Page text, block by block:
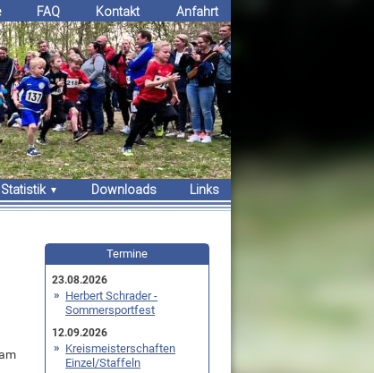
Statistik
Erfolge
Downloads Links
FAQ Kontakt Anfahrt
Termine
23.08.2026
Herbert Schrader -
Sommersportfest
12.09.2026
Kreismeisterschaften
Einzel/Staffeln